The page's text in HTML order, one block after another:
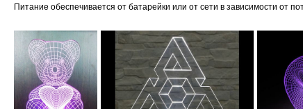
Питание обеспечивается от батарейки или от сети в зависимости от